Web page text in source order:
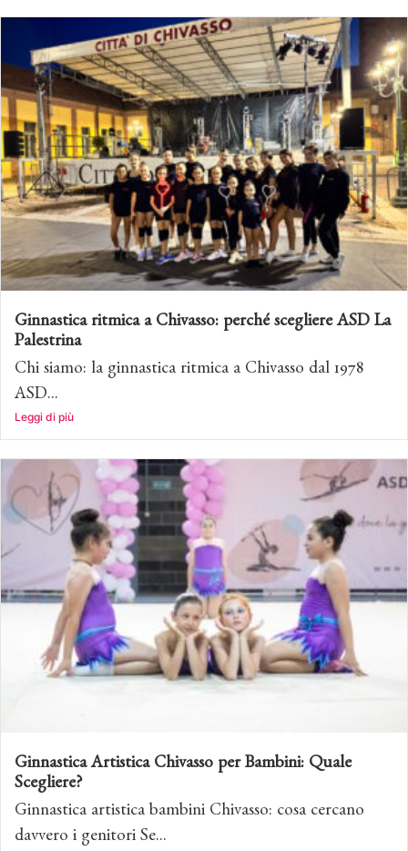
Ginnastica ritmica a Chivasso: perché scegliere ASD La
Palestrina
Chi siamo: la ginnastica ritmica a Chivasso dal 1978
ASD...
Leggi di più
Ginnastica Artistica Chivasso per Bambini: Quale
Scegliere?
Ginnastica artistica bambini Chivasso: cosa cercano
davvero i genitori Se...